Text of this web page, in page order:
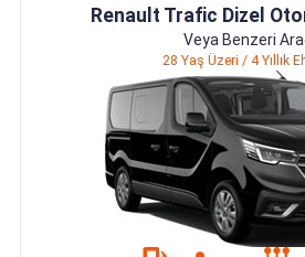
Renault Trafic Dizel
Veya Benzeri
28 Yaş Üzeri / 4 Yıllık